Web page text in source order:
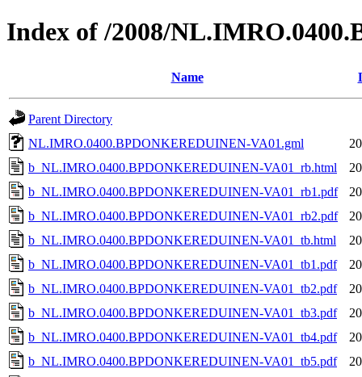
Index of /2008/
Name
Parent Directory
NL.IMRO.0400.BPDONKEREDUINEN-VA01.gml
b_NL.IMRO.0400.BPDONKEREDUINEN-VA01_rb.html
b_NL.IMRO.0400.BPDONKEREDUINEN-VA01_rb1.pdf
b_NL.IMRO.0400.BPDONKEREDUINEN-VA01_rb2.pdf
b_NL.IMRO.0400.BPDONKEREDUINEN-VA01_tb.html
b_NL.IMRO.0400.BPDONKEREDUINEN-VA01_tb1.pdf
b_NL.IMRO.0400.BPDONKEREDUINEN-VA01_tb2.pdf
b_NL.IMRO.0400.BPDONKEREDUINEN-VA01_tb3.pdf
b_NL.IMRO.0400.BPDONKEREDUINEN-VA01_tb4.pdf
b_NL.IMRO.0400.BPDONKEREDUINEN-VA01_tb5.pdf